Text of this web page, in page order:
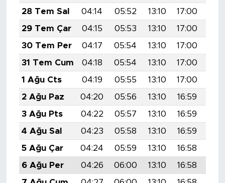
28 Tem Sal
04:14 05:52 13:10 17:00
29 Tem Çar
04:15 05:53 13:10 17:00
30 Tem Per
04:17 05:54 13:10 17:00
31 Tem Cum
04:18 05:54 13:10 17:00
1 Ağu Cts
04:19 05:55 13:10 17:00
2 Ağu Paz
04:20 05:56 13:10 16:59
3 Ağu Pts
04:22 05:57 13:10 16:59
4 Ağu Sal
04:23 05:58 13:10 16:59
5 Ağu Çar
04:24 05:59 13:10 16:58
6 Ağu Per
04:26 06:00 13:10 16:58